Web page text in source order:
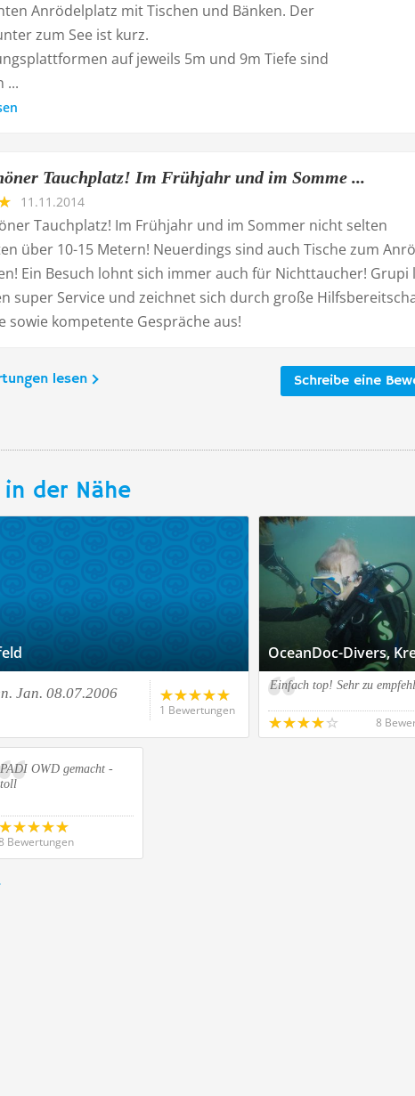
Anrödelplatz mit Tischen und Bänken. Der
zum See ist kurz.
auf jeweils 5m und 9m Tiefe sind
...
Tauchplatz! Im Frühjahr und im Somme ...
11.11.2014
Tauchplatz! Im Frühjahr und im Sommer nicht selten
über 10-15 Metern! Neuerdings sind auch Tische zum
Ein Besuch lohnt sich immer auch für Nichttaucher! Grupi
super Service und zeichnet sich durch große
sowie kompetente Gespräche aus!
Schreibe eine
lesen
der Nähe
Jan. 08.07.2006
1 Bewertungen
OceanDoc-Divers,
Einfach top! Sehr zu
8
PADI OWD gemacht -
toll
Bewertungen